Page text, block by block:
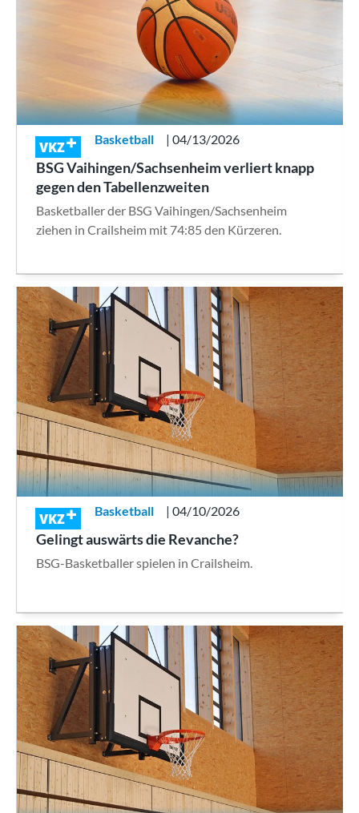
VKZ Basketball | 04/13/2026
BSG Vaihingen/Sachsenheim verliert knapp
gegen den Tabellenzweiten
Basketballer der BSG Vaihingen/Sachsenheim
ziehen in Crailsheim mit 74:85 den Kürzeren.
VKZ Basketball | 04/10/2026
Gelingt auswärts die Revanche?
BSG-Basketballer spielen in Crailsheim.